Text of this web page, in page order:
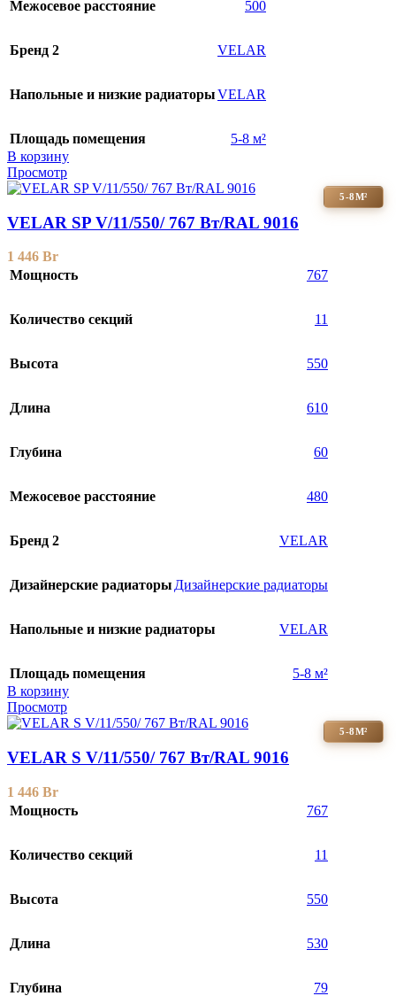
Межосевое расстояние 500
Бренд 2 VELAR
Напольные и низкие радиаторыVELAR
Площадь помещения
5-8 м²
В корзину
Просмотр
5-8М²
VELAR SP V/11/550/ 767 Bт/RAL 9016
1 446 Br
Мощность
767
Количество секций 11
Высота 550
Длина 610
Глубина 60
Межосевое расстояние 480
Бренд 2 VELAR
Дизайнерские радиаторыДизайнерские радиаторы
Напольные и низкие радиаторы VELAR
Площадь помещения
5-8 м²
В корзину
Просмотр
5-8М²
VELAR S V/11/550/ 767 Bт/RAL 9016
1 446 Br
Мощность
767
Количество секций 11
Высота 550
Длина 530
Глубина 79